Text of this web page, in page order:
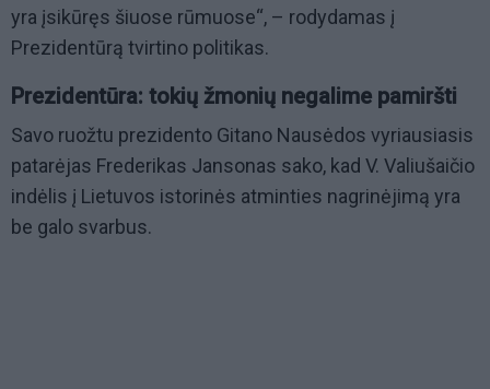
yra įsikūręs šiuose rūmuose“, – rodydamas į
Prezidentūrą tvirtino politikas.
P rezidentūra: tokių žmonių negalime pamiršti
Savo ruožtu prezidento Gitano Nausėdos vyriausiasis
patarėjas Frederikas Jansonas sako, kad V. Valiušaičio
indėlis į Lietuvos istorinės atminties nagrinėjimą yra
be galo svarbus.